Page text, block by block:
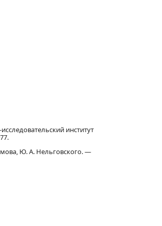
институт
Ю. А. Нельговского. —